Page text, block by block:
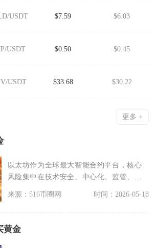
USDT $7.59 $6.03
USDT $0.50 $0.45
USDT $33.68 $30.22
更多 +
以太坊作为全球最大智能合约平台，核心
风险集中在技术安全、中心化、监管、市
来源：516币圈网 时间：2026-05-18
黄金